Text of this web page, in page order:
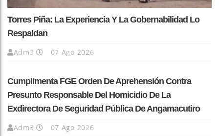
Torres Piña: La Experiencia Y La Gobernabilidad Lo
Respaldan
Adm3 07 Ago 2026
Cumplimenta FGE Orden De Aprehensión Contra
Presunto Responsable Del Homicidio De La
Exdirectora De Seguridad Pública De Angamacutiro
Adm3 07 Ago 2026